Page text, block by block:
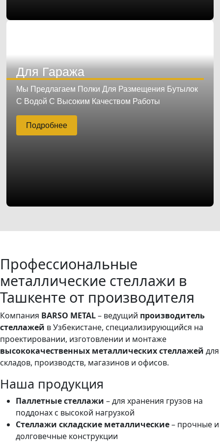
Для Гаража
Мы Предлагаем Полки Для Размещения Бутылок
С Водой С Высоким Качеством Работы
Подробнее
Профессиональные
металлические стеллажи в
Ташкенте от производителя
Компания BARSO METAL– ведущий производитель
стеллажей в Узбекистане, специализирующийся на
проектировании, изготовлении и монтаже
высококачественных металлических стеллажей для
складов, производств, магазинов и офисов.
Наша продукция
Паллетные стеллажи – для хранения грузов на
поддонах с высокой нагрузкой
Стеллажи складские металлические– прочные и
долговечные конструкции